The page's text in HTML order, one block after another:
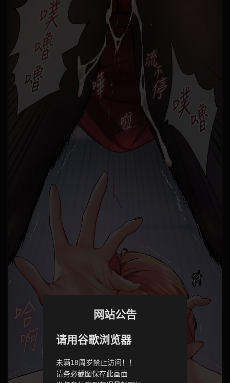
网站公告
请用谷歌浏览器
未满18周岁禁止访问！！
请务必截图保存此画面